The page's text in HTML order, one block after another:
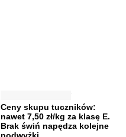
Ceny skupu tuczników:
nawet 7,50 zł/kg za klasę E.
Brak świń napędza kolejne